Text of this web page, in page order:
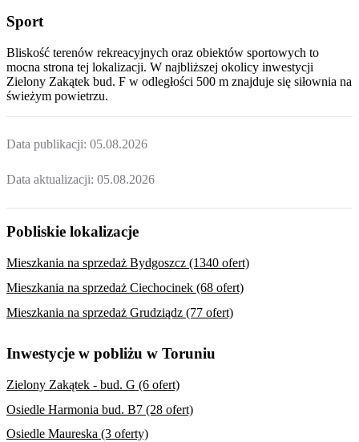
Sport
Bliskość terenów rekreacyjnych oraz obiektów sportowych to
mocna strona tej lokalizacji. W najbliższej okolicy inwestycji
Zielony Zakątek bud. F w odległości 500 m znajduje się siłownia na
świeżym powietrzu.
Data publikacji: 05.08.2026
Data aktualizacji: 05.08.2026
Pobliskie lokalizacje
Mieszkania na sprzedaż Bydgoszcz (1340 ofert)
Mieszkania na sprzedaż Ciechocinek (68 ofert)
Mieszkania na sprzedaż Grudziądz (77 ofert)
Inwestycje w pobliżu w Toruniu
Zielony Zakątek - bud. G (6 ofert)
Osiedle Harmonia bud. B7 (28 ofert)
Osiedle Maureska (3 oferty)